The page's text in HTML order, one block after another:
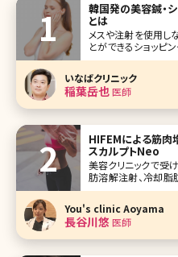
韓国発の美容鍼・
とは
メスや注射を使用し
とができるショッピ
しょうか？気になる
ださいね。 目次
いなばクリニック
稲葉岳也医師
HIFEMによる筋肉
スカルプトNeo
美容クリニックで受
肪溶解注射、冷却脂
どたくさん種類があ
が少なく、痩身だけ
プトNeoに焦点を当て
You's clinic Aoyama
長谷川悠 医師